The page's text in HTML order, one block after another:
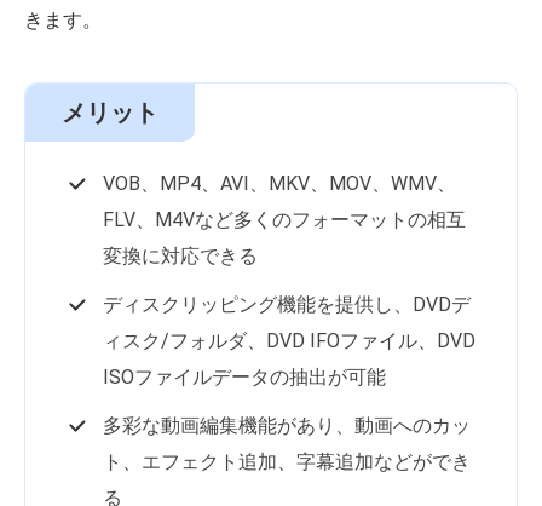
きます。
メリット
VOB、MP4、AVI、MKV、MOV、WMV、
FLV、M4Vなど多くのフォーマットの相互
変換に対応できる
ディスクリッピング機能を提供し、DVDデ
ィスク/フォルダ、DVD IFOファイル、DVD
ISOファイルデータの抽出が可能
多彩な動画編集機能があり、動画へのカッ
ト、エフェクト追加、字幕追加などができ
る